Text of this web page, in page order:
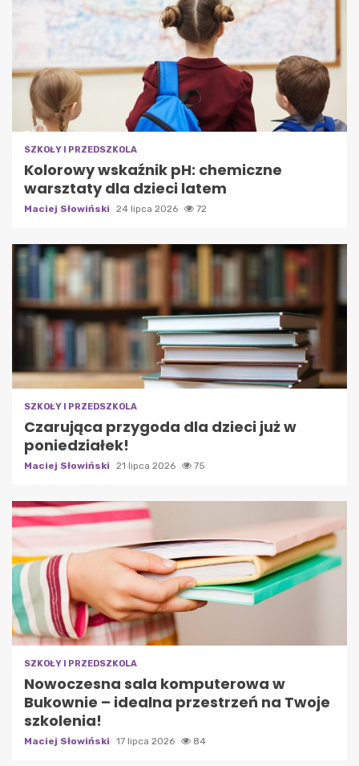
SZKOŁY I PRZEDSZKOLA
Kolorowy wskaźnik pH: chemiczne
warsztaty dla dzieci latem
Maciej Słowiński 24 lipca 2026 72
SZKOŁY I PRZEDSZKOLA
Czarująca przygoda dla dzieci już w
poniedziałek!
Maciej Słowiński 21 lipca 2026 75
SZKOŁY I PRZEDSZKOLA
Nowoczesna sala komputerowa w
Bukownie – idealna przestrzeń na Twoje
szkolenia!
Maciej Słowiński 17 lipca 2026 84